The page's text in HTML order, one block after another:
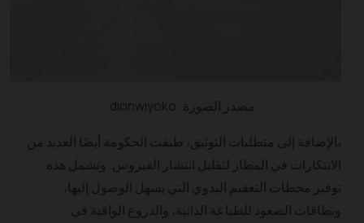
مصدر الصورة: dionwiyoko
بالإضافة إلى متطلبات التوثيق، طبقت الحكومة أيضًا العديد من
الابتكارات في المطار لتقليل انتشار الفيروس. وتشمل هذه
توفير محطات التعقيم اليدوي التي يسهل الوصول إليها،
وبطاقات الصعود للطباعة الذاتية، والدروع الواقية في